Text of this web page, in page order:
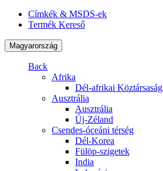
Címkék & MSDS-ek
Termék Kereső
Magyarország
Back
Afrika
Dél-afrikai Köztársaság
Ausztrália
Ausztrália
Új-Zéland
Csendes-óceáni térség
Dél-Korea
Fülöp-szigetek
India